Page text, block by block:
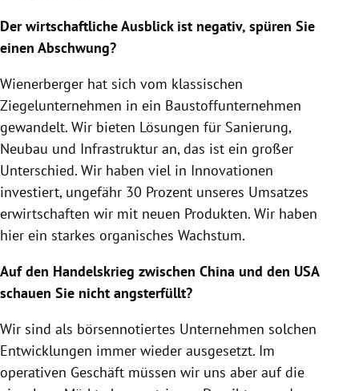
Der wirtschaftliche Ausblick ist negativ, spüren Sie
einen Abschwung?
Wienerberger hat sich vom klassischen
Ziegelunternehmen in ein Baustoffunternehmen
gewandelt. Wir bieten Lösungen für Sanierung,
Neubau und Infrastruktur an, das ist ein großer
Unterschied. Wir haben viel in Innovationen
investiert, ungefähr 30 Prozent unseres Umsatzes
erwirtschaften wir mit neuen Produkten. Wir haben
hier ein starkes organisches Wachstum.
Auf den Handelskrieg zwischen China und den USA
schauen Sie nicht angsterfüllt?
Wir sind als börsennotiertes Unternehmen solchen
Entwicklungen immer wieder ausgesetzt. Im
operativen Geschäft müssen wir uns aber auf die